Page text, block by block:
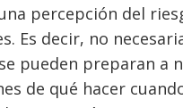
percepción del
Es decir, no
pueden preparan
de qué hacer